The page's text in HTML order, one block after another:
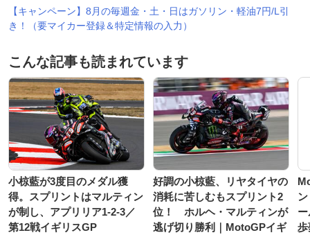
【キャンペーン】8月の毎週金・土・日はガソリン・軽油7円/L引
き！（要マイカー登録＆特定情報の入力）
こんな記事も読まれています
小椋藍が3度目のメダル獲
得。スプリントはマルティン
が制し、アプリリア1-2-3／
第12戦イギリスGP
好調の小椋藍、リヤタイヤの
消耗に苦しむもスプリント2
位！ ホルヘ・マルティンが
逃げ切り勝利｜MotoGPイギ
歩